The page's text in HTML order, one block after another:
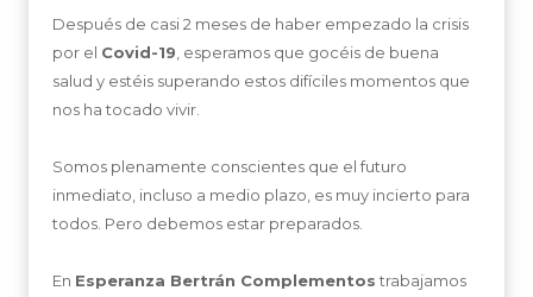
Después de casi 2 meses de haber empezado la crisis
por el Covid-19 , esperamos que gocéis de buena
salud y estéis superando estos difíciles momentos que
nos ha tocado vivir.
Somos plenamente conscientes que el futuro
inmediato, incluso a medio plazo, es muy incierto para
todos. Pero debemos estar preparados.
En Esperanza Bertrán Complementostrabajamos